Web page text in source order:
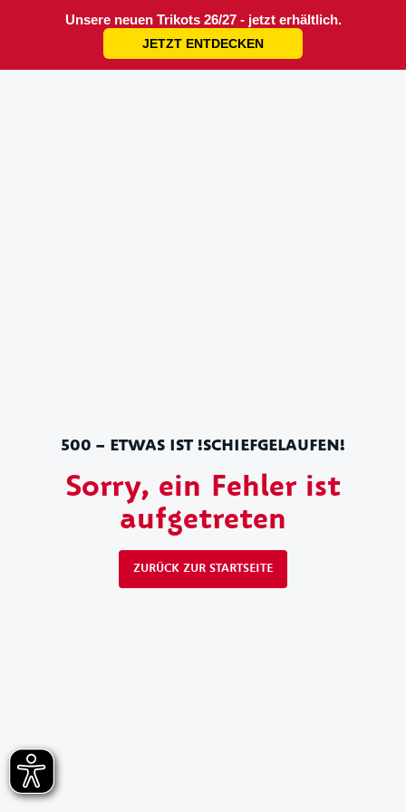
Unsere neuen Trikots 26/27 - jetzt erhältlich.
JETZT ENTDECKEN
500 – ETWAS IST !SCHIEFGELAUFEN!
Sorry, ein Fehler ist
aufgetreten
ZURÜCK ZUR STARTSEITE